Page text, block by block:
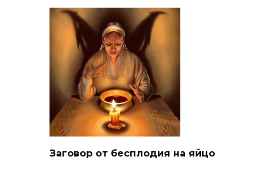
Заговор от бесплодия на яйцо